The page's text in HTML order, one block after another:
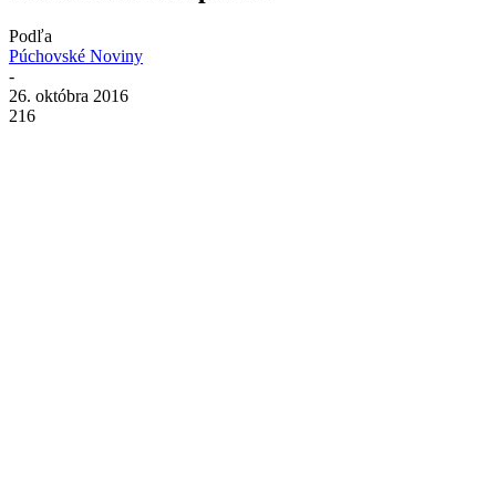
Podľa
Púchovské Noviny
-
26. októbra 2016
216